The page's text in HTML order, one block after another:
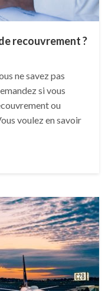
recouvrement ?
ne savez pas
si vous
ou
voulez en savoir